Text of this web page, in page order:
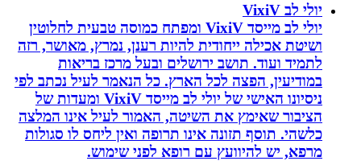
יולי לב VixiV
יולי לב מייסד VixiV ומפתח כמוסה טבעית לחלוטין
ושיטת אכילה ייחודית להיות רענן, נמרץ, מאושר, רזה
לתמיד ועוד. תושב ירושלים ובעל מרכז בריאות
במודיעין, הפצה לכל הארץ. כל הנאמר לעיל נכתב לפי
ניסיונו האישי של יולי לב מייסד VixiV ומעדות של
הציבור שאימץ את השיטה, האמור לעיל אינו המלצה
כלשהי. תוסף תזונה אינו תרופה ואין ליחס לו סגולות
מרפא, יש להיוועץ עם רופא לפני שימוש.